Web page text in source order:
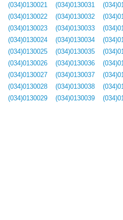
(034)0130021
(034)0130022
(034)0130023
(034)0130024
(034)0130025
(034)0130026
(034)0130027
(034)0130028
(034)0130029
(034)0130031
(034)0130032
(034)0130033
(034)0130034
(034)0130035
(034)0130036
(034)0130037
(034)0130038
(034)0130039